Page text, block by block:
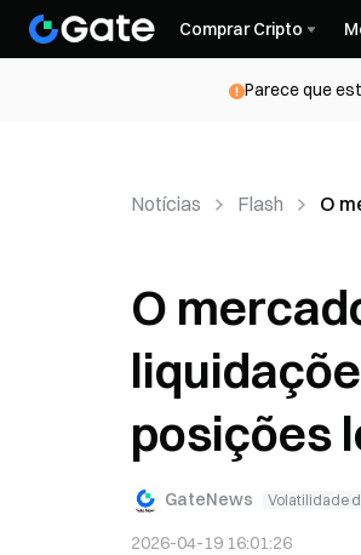
Comprar Cripto
Parece que
Notícias Flash O
O
posições
GateNews Volatilidade
2026-04-19 16:01:26